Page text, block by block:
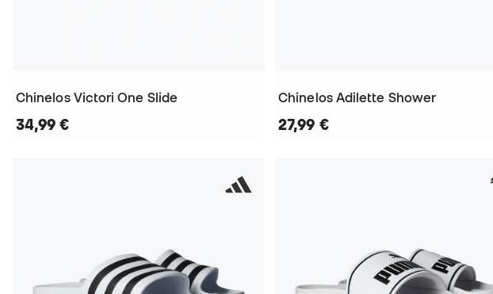
Chinelos Victori One Slide
34,99 €
Chinelos Adilette Shower
27,99 €